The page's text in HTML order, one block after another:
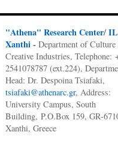
"Athena" Research Center/
Xanthi- Department of Culture
Creative Industries, Telephone:
2541078787 (ext.224),
Head: Dr. Despoina Tsiafaki,
tsiafaki@athenarc.gr, Address:
University Campus, South
Building, P.O.Box 159, GR-
Xanthi, Greece